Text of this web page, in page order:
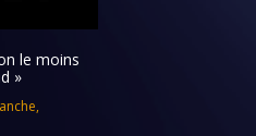
le moins
»
,